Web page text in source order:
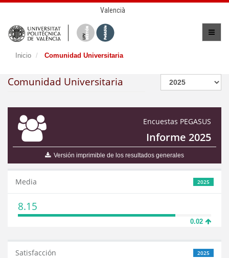
Valencià
Inicio Comunidad Universitaria
Comunidad Universitaria
Encuestas PEGASUS
Informe 2025
Versión imprimible de los resultados generales
2025
Media
8.15
0.02
2025
Satisfacción